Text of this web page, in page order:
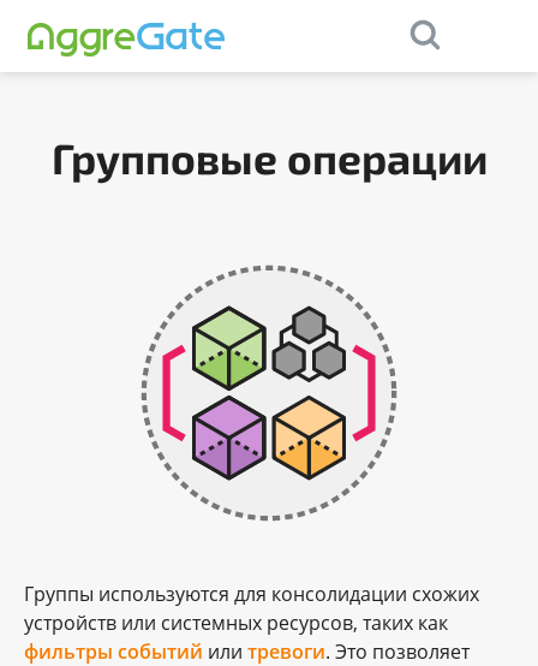
Групповые операции
Группы используются для консолидации схожих
устройств или системных ресурсов, таких как
фильтры событий или тревоги. Это позволяет
Contact Us